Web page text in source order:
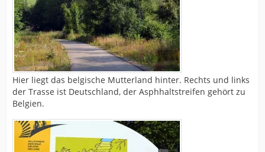
Hier liegt das belgische Mutterland hinter. Rechts und links
der Trasse ist Deutschland, der Asphhaltstreifen gehört zu
Belgien.